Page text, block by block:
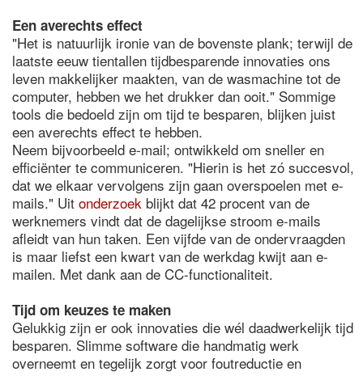
Een averechts effect
"Het is natuurlijk ironie van de bovenste plank; terwijl de
laatste eeuw tientallen tijdbesparende innovaties ons
leven makkelijker maakten, van de wasmachine tot de
computer, hebben we het drukker dan ooit." Sommige
tools die bedoeld zijn om tijd te besparen, blijken juist
een averechts effect te hebben.
Neem bijvoorbeeld e-mail; ontwikkeld om sneller en
efficiënter te communiceren. "Hierin is het zó succesvol,
dat we elkaar vervolgens zijn gaan overspoelen met e-
mails." Uit onderzoek blijkt dat 42 procent van de
werknemers vindt dat de dagelijkse stroom e-mails
afleidt van hun taken. Een vijfde van de ondervraagden
is maar liefst een kwart van de werkdag kwijt aan e-
mailen. Met dank aan de CC-functionaliteit.
Tijd om keuzes te maken
Gelukkig zijn er ook innovaties die wél daadwerkelijk tijd
besparen. Slimme software die handmatig werk
overneemt en tegelijk zorgt voor foutreductie en